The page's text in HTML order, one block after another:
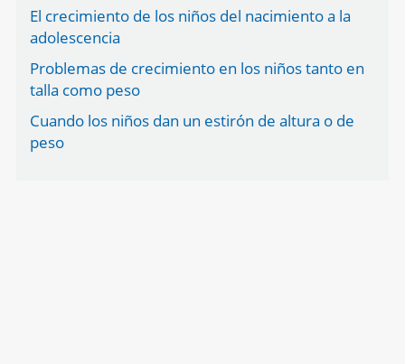
El crecimiento de los niños del nacimiento a la
adolescencia
Problemas de crecimiento en los niños tanto en
talla como peso
Cuando los niños dan un estirón de altura o de
peso